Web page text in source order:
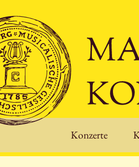
Konzerte